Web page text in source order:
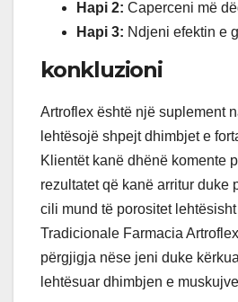
Hapi 2: Caperceni më
Hapi 3: Ndjeni efektin e
konkluzioni
Artroflex është një suplement
lehtësojë shpejt dhimbjet e
Klientët kanë dhënë komente
rezultatet që kanë arritur duke
cili mund të porositet
Tradicionale Farmacia
përgjigja nëse jeni duke
lehtësuar dhimbjen e